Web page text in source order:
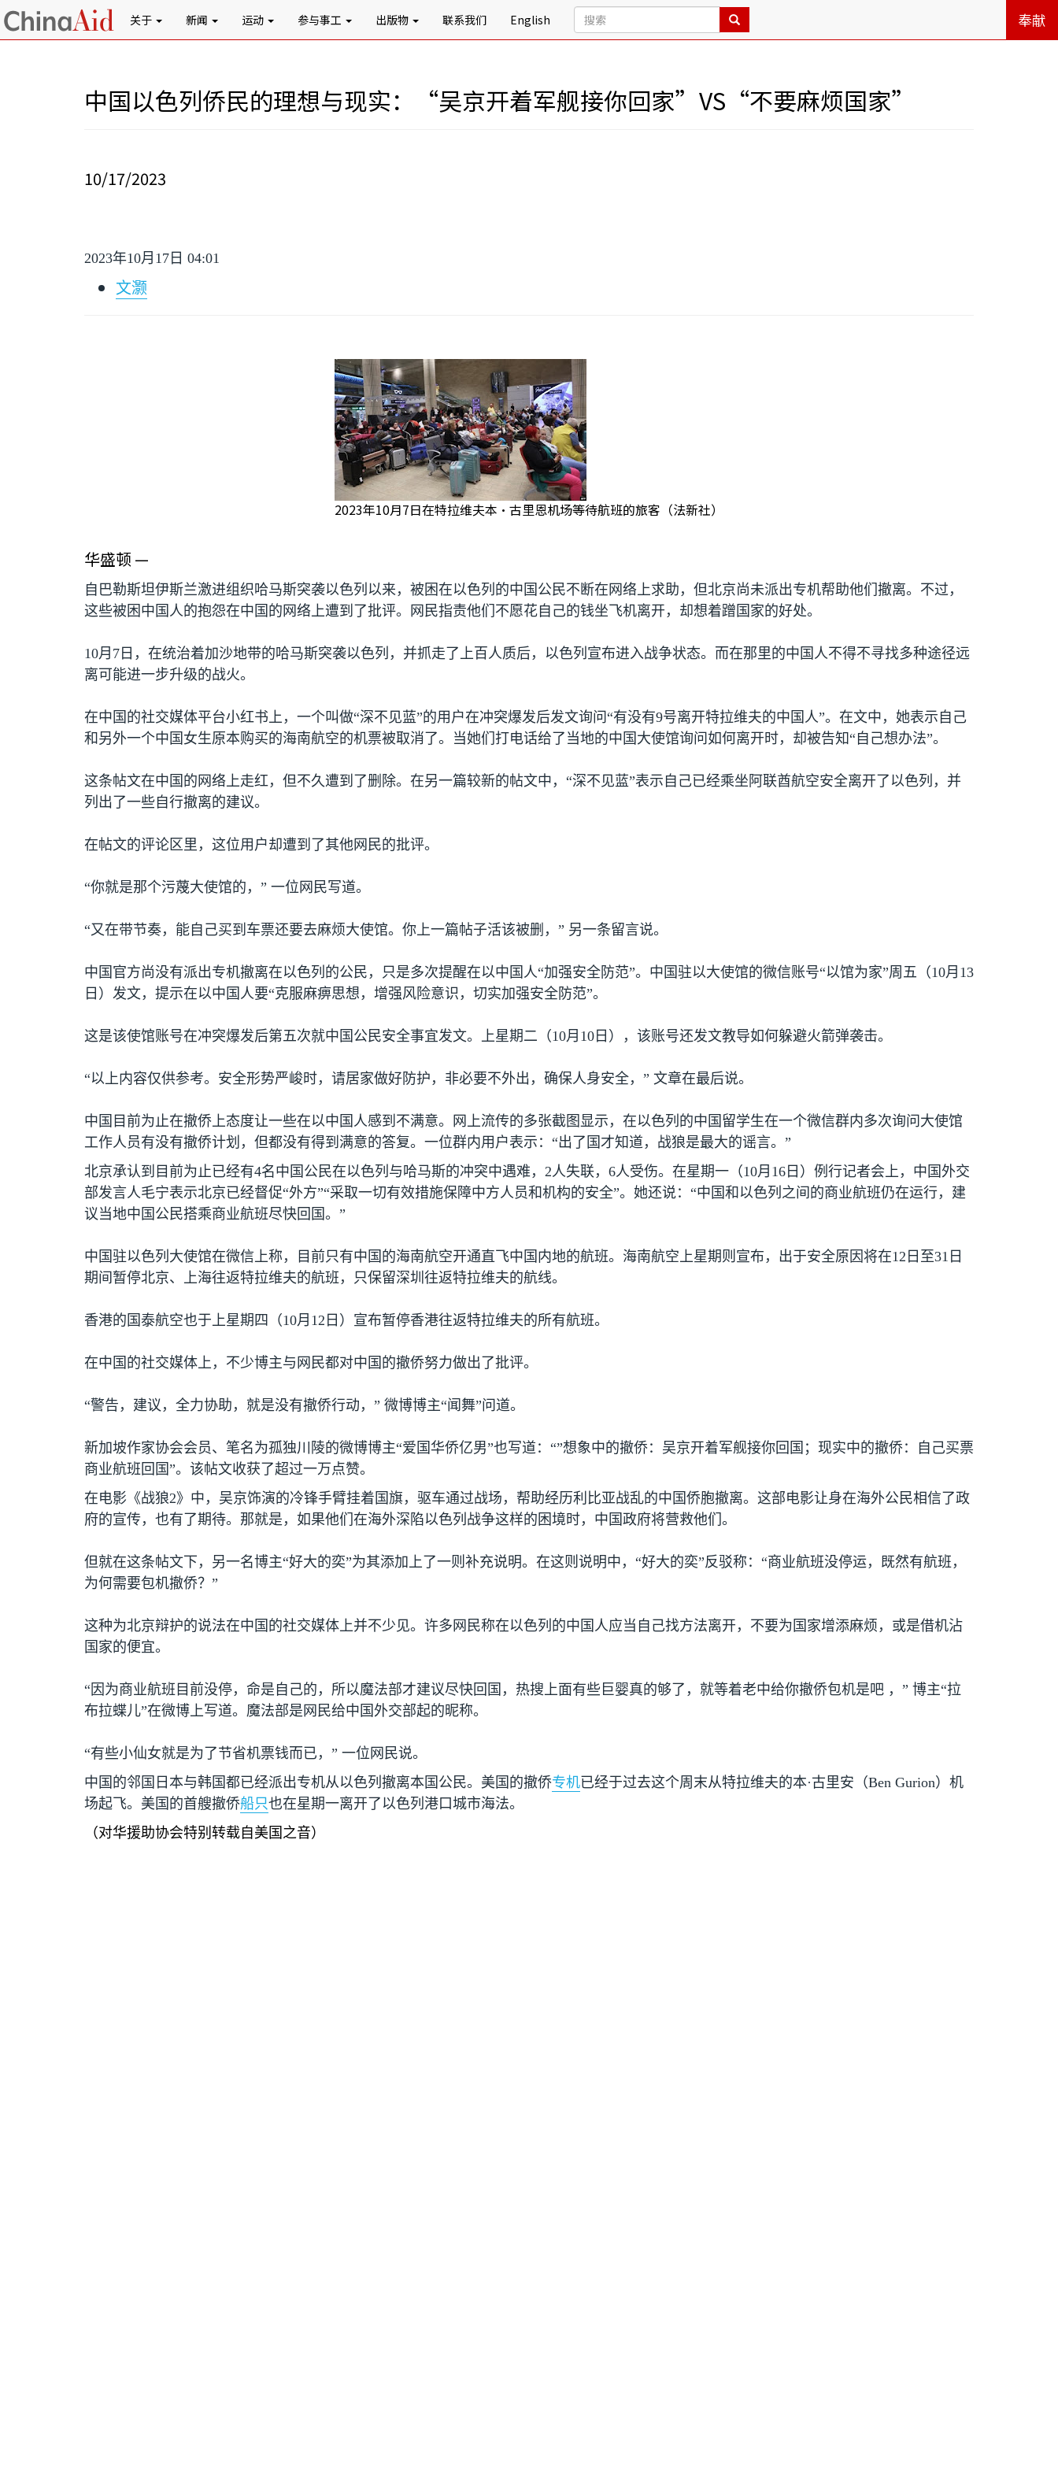
关于 新闻 运动 参与事工 出版物 联系我们 English 奉献
中国以色列侨民的理想与现实：“吴京开着军舰接你回家”VS“不要麻烦国家”
10/17/2023
2023年10月 17 日 04:01
文灏
2023年10月7日在特拉维夫本·古里恩机场等待航班的旅客（法新社）
华盛顿 —
自巴勒斯坦伊斯兰激进组织哈马斯突袭以色列以来，被困在以色列的中国公民不断在网络上求助，但北京尚未派出专机帮助他们撤离。不过，
这些被困中国人的抱怨在中国的网络上遭到了批评。网民指责他们不愿花自己的钱坐飞机离开，却想着蹭国家的好处。
10月 7 日，在统治着加沙地带的哈马斯突袭以色列，并抓走了上百人质后，以色列宣布进入战争状态。而在那里的中国人不得不寻找多种途径远
离可能进一步升级的战火。
在中国的社交媒体平台小红书上，一个叫做“深不见蓝”的用户在冲突爆发后发文询问“有没有9号离开特拉维夫的中国人”。在文中，她表示自己
和另外一个中国女生原本购买的海南航空的机票被取消了。当她们打电话给了当地的中国大使馆询问如何离开时，却被告知“自己想办法”。
这条帖文在中国的网络上走红，但不久遭到了删除。在另一篇较新的帖文中，“深不见蓝”表示自己已经乘坐阿联酋航空安全离开了以色列，并
列出了一些自行撤离的建议。
在帖文的评论区里，这位用户却遭到了其他网民的批评。
“你就是那个污蔑大使馆的，” 一位网民写道。
“又在带节奏，能自己买到车票还要去麻烦大使馆。你上一篇帖子活该被删，” 另一条留言说。
中国官方尚没有派出专机撤离在以色列的公民，只是多次提醒在以中国人“加强安全防范”。中国驻以大使馆的微信账号“以馆为家”周五（10月 13
日）发文，提示在以中国人要“克服麻痹思想，增强风险意识，切实加强安全防范”。
这是该使馆账号在冲突爆发后第五次就中国公民安全事宜发文。上星期二（10月 10 日），该账号还发文教导如何躲避火箭弹袭击。
“以上内容仅供参考。安全形势严峻时，请居家做好防护，非必要不外出，确保人身安全，” 文章在最后说。
中国目前为止在撤侨上态度让一些在以中国人感到不满意。网上流传的多张截图显示，在以色列的中国留学生在一个微信群内多次询问大使馆
工作人员有没有撤侨计划，但都没有得到满意的答复。一位群内用户表示：“出了国才知道，战狼是最大的谣言。”
北京承认到目前为止已经有4名中国公民在以色列与哈马斯的冲突中遇难， 2人失联， 6人受伤。在星期一（10月 16 日）例行记者会上，中国外交
部发言人毛宁表示北京已经督促“外方”“采取一切有效措施保障中方人员和机构的安全”。她还说：“中国和以色列之间的商业航班仍在运行，建
议当地中国公民搭乘商业航班尽快回国。”
中国驻以色列大使馆在微信上称，目前只有中国的海南航空开通直飞中国内地的航班。海南航空上星期则宣布，出于安全原因将在12 日至31 日
期间暂停北京、上海往返特拉维夫的航班，只保留深圳往返特拉维夫的航线。
香港的国泰航空也于上星期四（10月 12 日）宣布暂停香港往返特拉维夫的所有航班。
在中国的社交媒体上，不少博主与网民都对中国的撤侨努力做出了批评。
“警告，建议，全力协助，就是没有撤侨行动，” 微博博主“闻舞”问道。
新加坡作家协会会员、笔名为孤独川陵的微博博主“爱国华侨亿男”也写道：“”想象中的撤侨：吴京开着军舰接你回国；现实中的撤侨：自己买票
商业航班回国”。该帖文收获了超过一万点赞。
在电影《战狼2》中，吴京饰演的冷锋手臂挂着国旗，驱车通过战场，帮助经历利比亚战乱的中国侨胞撤离。这部电影让身在海外公民相信了政
府的宣传，也有了期待。那就是，如果他们在海外深陷以色列战争这样的困境时，中国政府将营救他们。
但就在这条帖文下，另一名博主“好大的奕”为其添加上了一则补充说明。在这则说明中，“好大的奕”反驳称：“商业航班没停运，既然有航班，
为何需要包机撤侨？”
这种为北京辩护的说法在中国的社交媒体上并不少见。许多网民称在以色列的中国人应当自己找方法离开，不要为国家增添麻烦，或是借机沾
国家的便宜。
“因为商业航班目前没停，命是自己的，所以魔法部才建议尽快回国，热搜上面有些巨婴真的够了，就等着老中给你撤侨包机是吧 ，” 博主“拉
布拉蝶儿”在微博上写道。魔法部是网民给中国外交部起的昵称。
“有些小仙女就是为了节省机票钱而已，” 一位网民说。
中国的邻国日本与韩国都已经派出专机从以色列撤离本国公民。美国的撤侨专机已经于过去这个周末从特拉维夫的本·古里安（Ben Gurion）机
场起飞。美国的首艘撤侨船只也在星期一离开了以色列港口城市海法。
（对华援助协会特别转载自美国之音）